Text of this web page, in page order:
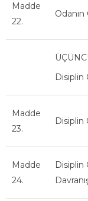
Madde
22.
Odanın
Disiplin
Madde
23.
Disiplin
Madde
24.
Disiplin